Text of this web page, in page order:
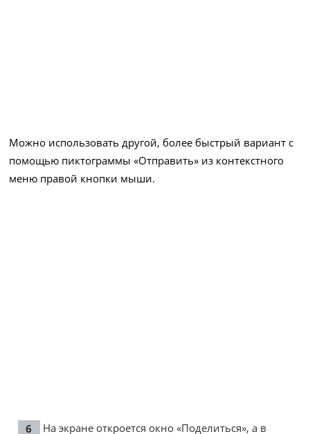
Можно использовать другой, более быстрый вариант с
помощью пиктограммы «Отправить» из контекстного
меню правой кнопки мыши.
На экране откроется окно «Поделиться», а в